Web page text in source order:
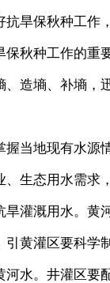
保秋种工作
秋种工作的
造墒、补墒
地现有水源
生态用水需
灌溉用水。
黄灌区要科
水。井灌区